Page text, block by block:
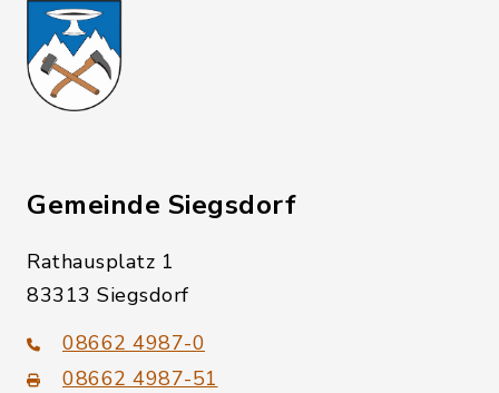
Gemeinde Siegsdorf
Rathausplatz 1
83313 Siegsdorf
08662 4987-0
08662 4987-51